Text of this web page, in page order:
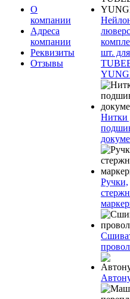
О
компании
Адреса
компании
Реквизиты
Отзывы
шт. для
Нитки
Ручки,